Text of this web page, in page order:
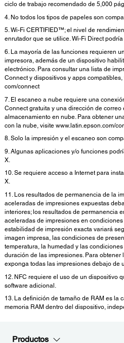
ciclo de trabajo recomendado de 5,000
4. No todos los tipos de papeles son
5. Wi-Fi CERTIFIED™; el nivel de
enrutador que se utilice. Wi-Fi Direct
6. La mayoría de las funciones requieren
impresora, además de un dispositivo
electrónico. Para consultar una lista de
Connect y dispositivos y apps
com/connect
7. El escaneo a nube requiere una
Connect gratuita y una dirección de
almacenamiento en nube. Para obtener
con la nube, visite www.latin.epson.com/
8. Solo la impresión y el escaneo son
9. Algunas aplicaciones y/o funciones
X.
10. Se requiere acceso a Internet para
X.
11. Los resultados de permanencia de la
aceleradas de impresiones expuestas
interiores; los resultados de permanencia
aceleradas de impresiones en
estabilidad de impresión exacta variará
imagen impresa, las condiciones de
temperatura, la humedad y las
duración de las impresiones. Para
exponga todas las impresiones debajo de
12. NFC requiere el uso de un dispositivo
software adicional.
13. La definición de tamaño de RAM es la
memoria RAM dentro del dispositivo,
Productos